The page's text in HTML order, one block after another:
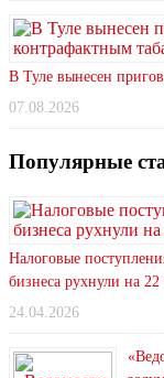
В Туле вынесен
07.08.2026
Популярные
Налоговые
бизнеса рухнули на 22
24.04.2026